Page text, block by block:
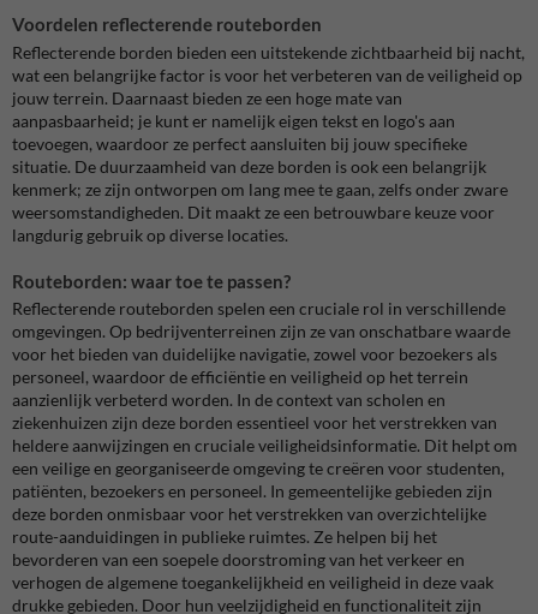
Voordelen reflecterende routeborden
Reflecterende borden bieden een uitstekende zichtbaarheid bij nacht,
wat een belangrijke factor is voor het verbeteren van de veiligheid op
jouw terrein. Daarnaast bieden ze een hoge mate van
aanpasbaarheid; je kunt er namelijk eigen tekst en logo's aan
toevoegen, waardoor ze perfect aansluiten bij jouw specifieke
situatie. De duurzaamheid van deze borden is ook een belangrijk
kenmerk; ze zijn ontworpen om lang mee te gaan, zelfs onder zware
weersomstandigheden. Dit maakt ze een betrouwbare keuze voor
langdurig gebruik op diverse locaties.
Routeborden: waar toe te passen?
Reflecterende routeborden spelen een cruciale rol in verschillende
omgevingen. Op bedrijventerreinen zijn ze van onschatbare waarde
voor het bieden van duidelijke navigatie, zowel voor bezoekers als
personeel, waardoor de efficiëntie en veiligheid op het terrein
aanzienlijk verbeterd worden. In de context van scholen en
ziekenhuizen zijn deze borden essentieel voor het verstrekken van
heldere aanwijzingen en cruciale veiligheidsinformatie. Dit helpt om
een veilige en georganiseerde omgeving te creëren voor studenten,
patiënten, bezoekers en personeel. In gemeentelijke gebieden zijn
deze borden onmisbaar voor het verstrekken van overzichtelijke
route-aanduidingen in publieke ruimtes. Ze helpen bij het
bevorderen van een soepele doorstroming van het verkeer en
verhogen de algemene toegankelijkheid en veiligheid in deze vaak
drukke gebieden. Door hun veelzijdigheid en functionaliteit zijn